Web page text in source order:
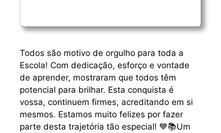
Todos são motivo de orgulho para toda a
Escola! Com dedicação, esforço e vontade
de aprender, mostraram que todos têm
potencial para brilhar. Esta conquista é
vossa, continuem firmes, acreditando em si
mesmos. Estamos muito felizes por fazer
parte desta trajetória tão especial! 💙📚Um